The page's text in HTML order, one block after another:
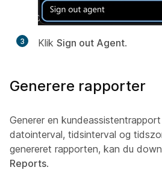
3 Klik Sign out Agent.
Generere rapporter
Generer en
datointerval, tidsinterval og
genereret rapporten, kan du
Reports.